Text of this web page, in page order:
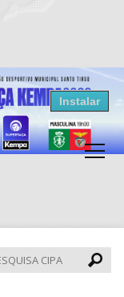
Instalar
CIPA